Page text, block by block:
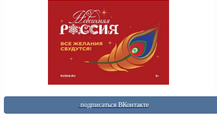
подписаться ВКонтакте